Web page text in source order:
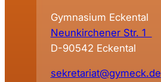
Gymnasium Eckental
Neunkirchener Str. 1
D-90542 Eckental
sekretariat@gymeck.de